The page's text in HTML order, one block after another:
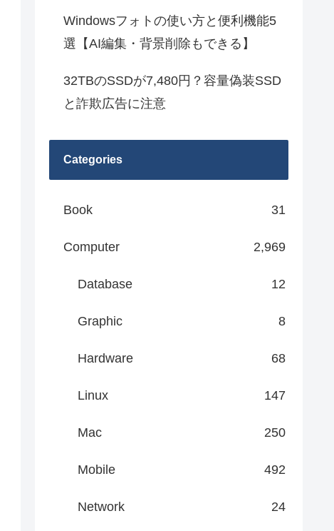
Windowsフォトの使い方と便利機能5
選【AI編集・背景削除もできる】
32TBのSSDが7,480円？容量偽装SSD
と詐欺広告に注意
Categories
Book 31
Computer 2,969
Database 12
Graphic 8
Hardware 68
Linux 147
Mac 250
Mobile 492
Network 24